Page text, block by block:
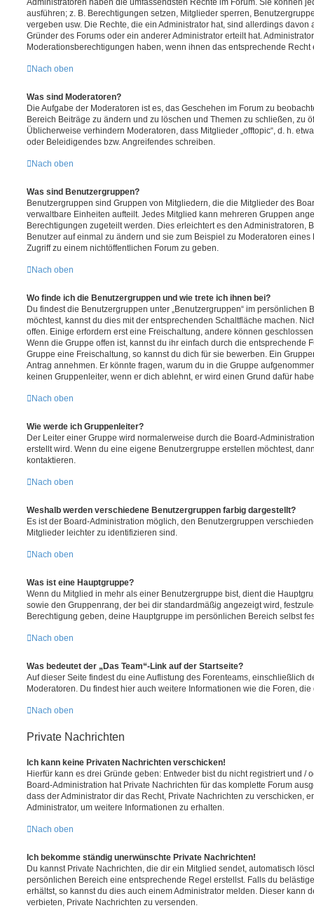
ausführen; z. B. Berechtigungen setzen, Mitglieder sperren,
vergeben usw. Die Rechte, die ein Administrator hat, sind allerdings
Gründer des Forums oder ein anderer Administrator erteilt hat.
Moderationsberechtigungen haben, wenn ihnen das entsprechende Recht
Nach oben
Was sind Moderatoren?
Die Aufgabe der Moderatoren ist es, das Geschehen im Forum zu
Bereich Beiträge zu ändern und zu löschen und Themen zu schließen, zu
Üblicherweise verhindern Moderatoren, dass Mitglieder „offtopic“, d. h.
oder Beleidigendes bzw. Angreifendes schreiben.
Nach oben
Was sind Benutzergruppen?
Benutzergruppen sind Gruppen von Mitgliedern, die die Mitglieder des
verwaltbare Einheiten aufteilt. Jedes Mitglied kann mehreren Gruppen
Berechtigungen zugeteilt werden. Dies erleichtert es den Administratoren,
Benutzer auf einmal zu ändern und sie zum Beispiel zu Moderatoren
Zugriff zu einem nichtöffentlichen Forum zu geben.
Nach oben
Wo finde ich die Benutzergruppen und wie trete ich ihnen bei?
Du findest die Benutzergruppen unter „Benutzergruppen“ im persönlichen
möchtest, kannst du dies mit der entsprechenden Schaltfläche machen.
offen. Einige erfordern erst eine Freischaltung, andere können
Wenn die Gruppe offen ist, kannst du ihr einfach durch die entsprechende
Gruppe eine Freischaltung, so kannst du dich für sie bewerben. Ein
Antrag annehmen. Er könnte fragen, warum du in die Gruppe
keinen Gruppenleiter, wenn er dich ablehnt, er wird einen Grund dafür
Nach oben
Wie werde ich Gruppenleiter?
Der Leiter einer Gruppe wird normalerweise durch die Board-
erstellt wird. Wenn du eine eigene Benutzergruppe erstellen möchtest,
kontaktieren.
Nach oben
Weshalb werden verschiedene Benutzergruppen farbig dargestellt?
Es ist der Board-Administration möglich, den Benutzergruppen
Mitglieder leichter zu identifizieren sind.
Nach oben
Was ist eine Hauptgruppe?
Wenn du Mitglied in mehr als einer Benutzergruppe bist, dient die
sowie den Gruppenrang, der bei dir standardmäßig angezeigt wird,
Berechtigung geben, deine Hauptgruppe im persönlichen Bereich selbst
Nach oben
Was bedeutet der „Das Team“-Link auf der Startseite?
Auf dieser Seite findest du eine Auflistung des Forenteams, einschließlich
Moderatoren. Du findest hier auch weitere Informationen wie die Foren,
Nach oben
Private Nachrichten
Ich kann keine Privaten Nachrichten verschicken!
Hierfür kann es drei Gründe geben: Entweder bist du nicht registriert und /
Board-Administration hat Private Nachrichten für das komplette Forum
dass der Administrator dir das Recht, Private Nachrichten zu verschicken,
Administrator, um weitere Informationen zu erhalten.
Nach oben
Ich bekomme ständig unerwünschte Private Nachrichten!
Du kannst Private Nachrichten, die dir ein Mitglied sendet, automatisch
persönlichen Bereich eine entsprechende Regel erstellst. Falls du
erhältst, so kannst du dies auch einem Administrator melden. Dieser kann
verbieten, Private Nachrichten zu versenden.